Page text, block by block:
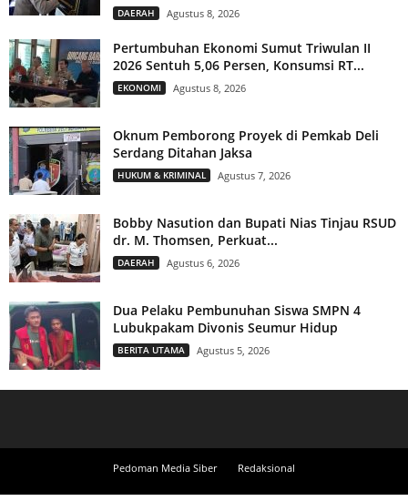
DAERAH Agustus 8, 2026
Pertumbuhan Ekonomi Sumut Triwulan II
2026 Sentuh 5,06 Persen, Konsumsi RT...
EKONOMI Agustus 8, 2026
Oknum Pemborong Proyek di Pemkab Deli
Serdang Ditahan Jaksa
HUKUM & KRIMINAL Agustus 7, 2026
Bobby Nasution dan Bupati Nias Tinjau RSUD
dr. M. Thomsen, Perkuat...
DAERAH Agustus 6, 2026
Dua Pelaku Pembunuhan Siswa SMPN 4
Lubukpakam Divonis Seumur Hidup
BERITA UTAMA Agustus 5, 2026
Pedoman Media Siber Redaksional